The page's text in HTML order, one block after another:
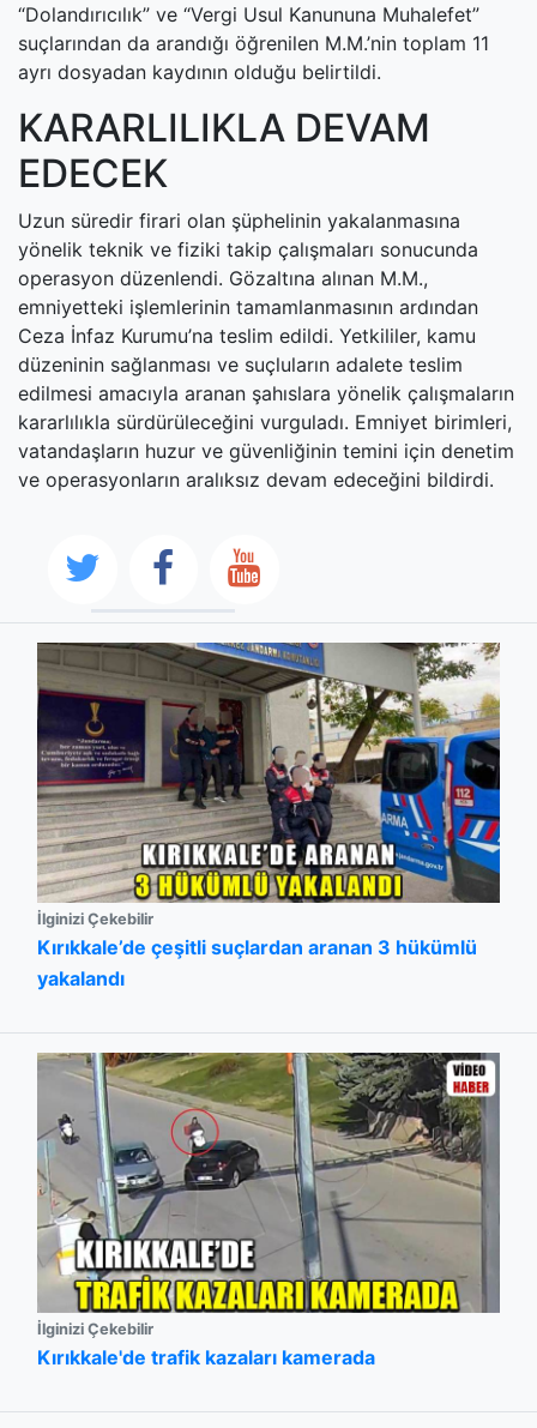
“Dolandırıcılık” ve “Vergi Usul Kanununa Muhalefet”
suçlarından da arandığı öğrenilen M.M.’nin toplam 11
ayrı dosyadan kaydının olduğu belirtildi.
KARARLILIKLA DEVAM
EDECEK
Uzun süredir firari olan şüphelinin yakalanmasına
yönelik teknik ve fiziki takip çalışmaları sonucunda
operasyon düzenlendi. Gözaltına alınan M.M.,
emniyetteki işlemlerinin tamamlanmasının ardından
Ceza İnfaz Kurumu’na teslim edildi. Yetkililer, kamu
düzeninin sağlanması ve suçluların adalete teslim
edilmesi amacıyla aranan şahıslara yönelik çalışmaların
kararlılıkla sürdürüleceğini vurguladı. Emniyet birimleri,
vatandaşların huzur ve güvenliğinin temini için denetim
ve operasyonların aralıksız devam edeceğini bildirdi.
İlginizi Çekebilir
Kırıkkale’de çeşitli suçlardan aranan 3 hükümlü
yakalandı
İlginizi Çekebilir
Kırıkkale'de trafik kazaları kamerada